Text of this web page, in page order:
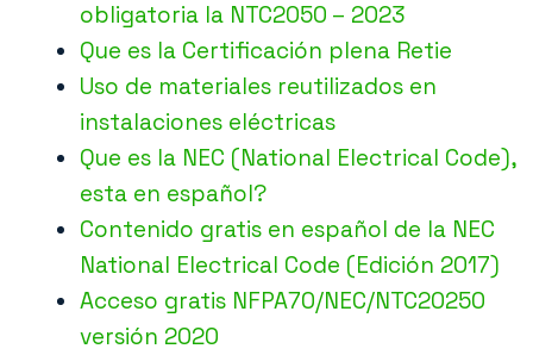
obligatoria la NTC2050 – 2023
Que es la Certificación plena Retie
Uso de materiales reutilizados en
instalaciones eléctricas
Que es la NEC (National Electrical Code),
esta en español?
Contenido gratis en español de la NEC
National Electrical Code (Edición 2017)
Acceso gratis NFPA70/NEC/NTC20250
versión 2020